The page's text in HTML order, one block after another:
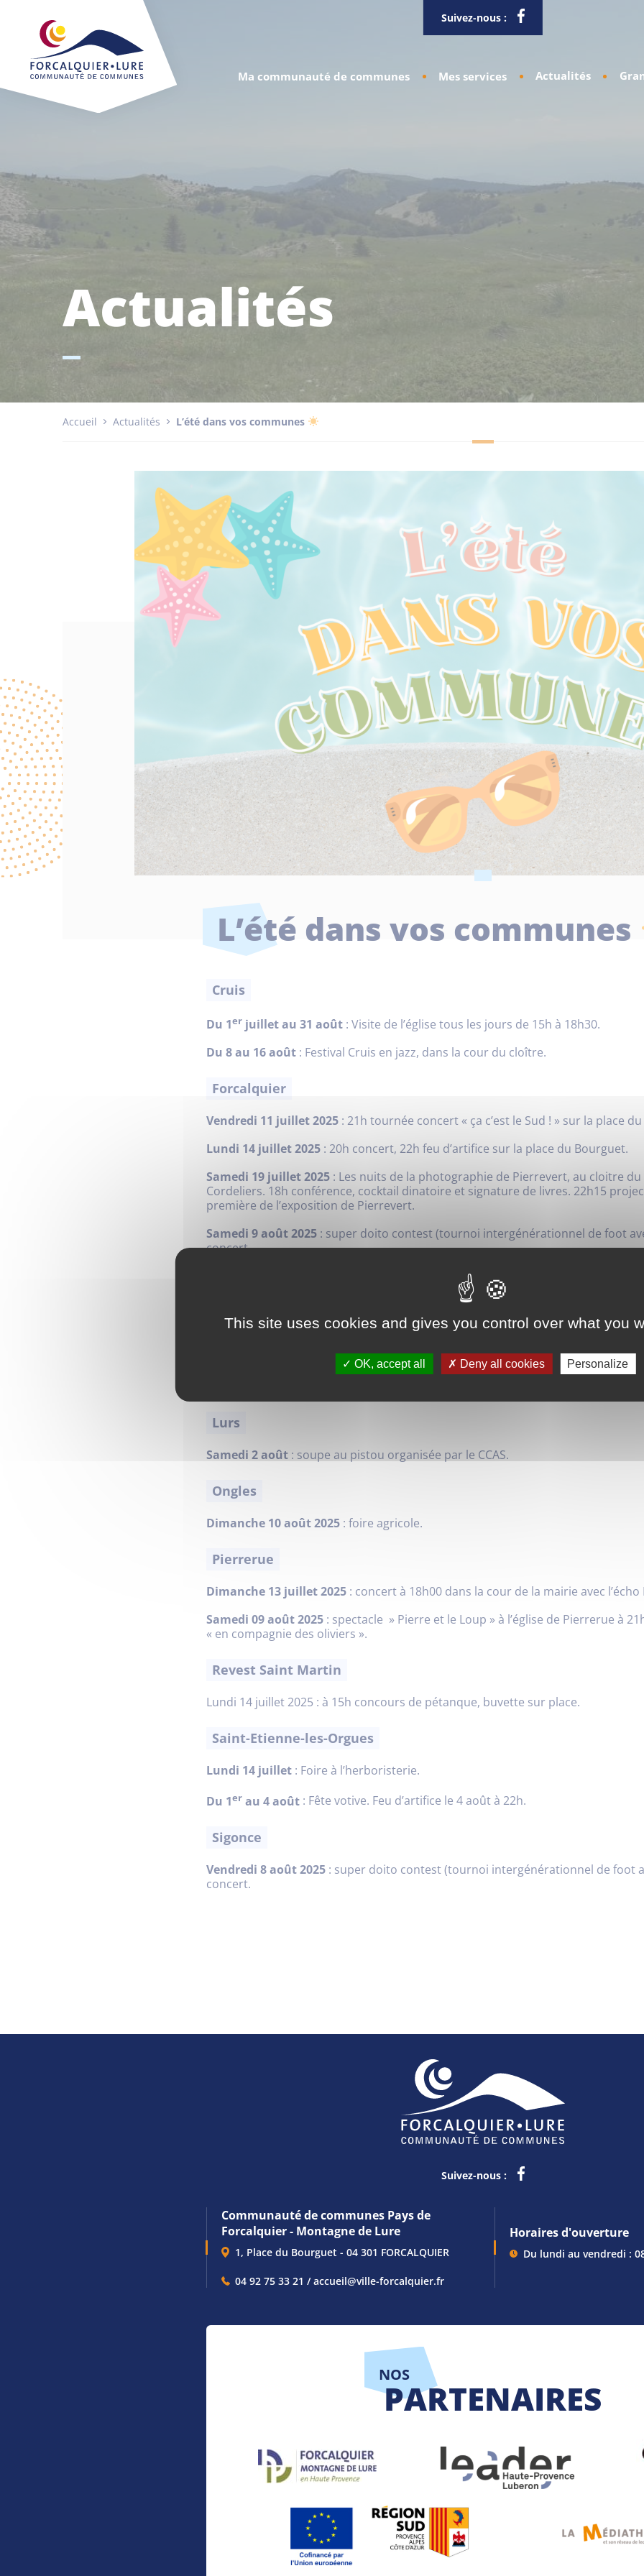
Suivez-nous :
Ma communauté de communes Mes services Actualités
Actualités
Accueil Actualités L’été dans vos communes
L’été dans vos communes
Cruis
Du 1er juillet au 31 août : Visite de l’église tous les jours de 15h à 18h30.
Du 8 au 16 août : Festival Cruis en jazz, dans la cour du cloître.
Forcalquier
Vendredi 11 juillet 2025 : 21h tournée concert « ça c’est le Sud ! » sur la place
Lundi 14 juillet 2025 : 20h concert, 22h feu d’artifice sur la place du Bourguet.
Samedi 19 juillet 2025 : Les nuits de la photographie de Pierrevert, au cloitre
Cordeliers. 18h conférence, cocktail dinatoire et signature de livres. 22h15
première de l’exposition de Pierrevert.
Samedi 9 août 2025 : super doito contest (tournoi intergénérationnel de foot
concert.
: à partir de 17h30 fête de la Libération.
+ des concerts, des ciné plein air, des théâtres plein air… Programme de l’été
cliquant ici
Lurs
Samedi 2 août : soupe au pistou organisée par le CCAS.
Ongles
Dimanche 10 août 2025 : foire agricole.
Pierrerue
Dimanche 13 juillet 2025 : concert à 18h00 dans la cour de la mairie avec
Samedi 09 août 2025 : spectacle » Pierre et le Loup » à l’église de Pierrerue à
« en compagnie des oliviers ».
Revest Saint Martin
Lundi 14 juillet 2025 : à 15h concours de pétanque, buvette sur place.
Saint-Etienne-les-Orgues
Lundi 14 juillet : Foire à l’herboristerie.
Du 1er au 4 août : Fête votive. Feu d’artifice le 4 août à 22h.
Sigonce
Vendredi 8 août 2025 : super doito contest (tournoi intergénérationnel de foot
concert.
Suivez-nous :
Communauté de communes Pays de
Forcalquier - Montagne de Lure
1, Place du Bourguet - 04 301 FORCALQUIER
04 92 75 33 21 / accueil@ville-forcalquier.fr
Horaires d'ouverture
Du lundi au vendredi :
NOS
PARTENAIRES
This site uses cookies and gives you control over what you
OK, accept all Deny all cookies Personalize